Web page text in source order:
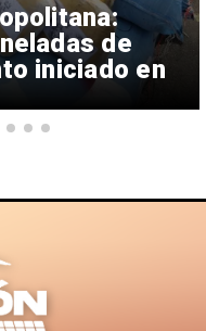
de
iniciado en